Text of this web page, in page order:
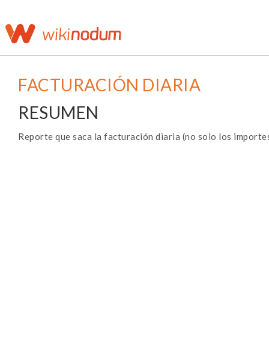
FACTURACIÓN DIARIA
RESUMEN
Reporte que saca la facturación diaria (no solo los